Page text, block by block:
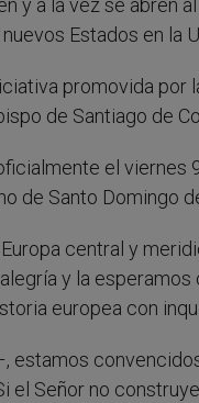
y a la vez se abren
Estados en la
promovida por
de Santiago de
el viernes
de Santo Domingo
central y
y la
europea con
estamos
el Señor no